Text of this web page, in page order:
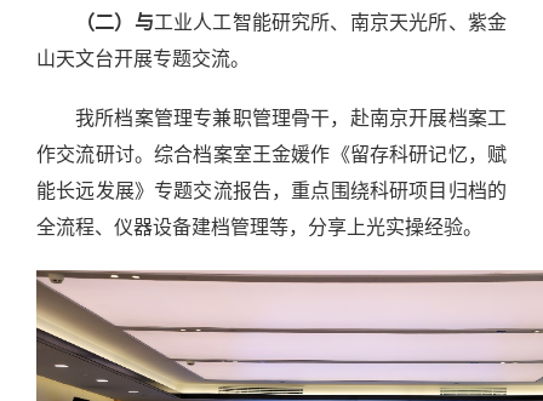
（二）与工业人工智能研究所、南京天光所、紫金
山天文台开展专题交流。
我所档案管理专兼职管理骨干，赴南京开展档案工
作交流研讨。综合档案室王金媛作《留存科研记忆，赋
能长远发展》专题交流报告，重点围绕科研项目归档的
全流程、仪器设备建档管理等，分享上光实操经验。